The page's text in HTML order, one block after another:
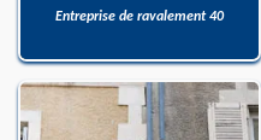
Entreprise de ravalement 40